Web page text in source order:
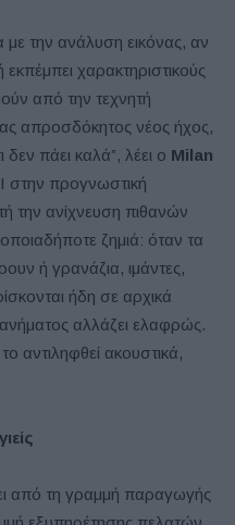
την ανάλυση εικόνας, αν
χαρακτηριστικούς
από την τεχνητή
απροσδόκητος νέος ήχος,
δεν πάει καλά”, λέει ο Milan
στην προγνωστική
την ανίχνευση πιθανών
ζημιά: όταν τα
ή γρανάζια, ιμάντες,
ήδη σε αρχικά
αλλάζει ελαφρώς.
αντιληφθεί ακουστικά,
από τη γραμμή παραγωγής